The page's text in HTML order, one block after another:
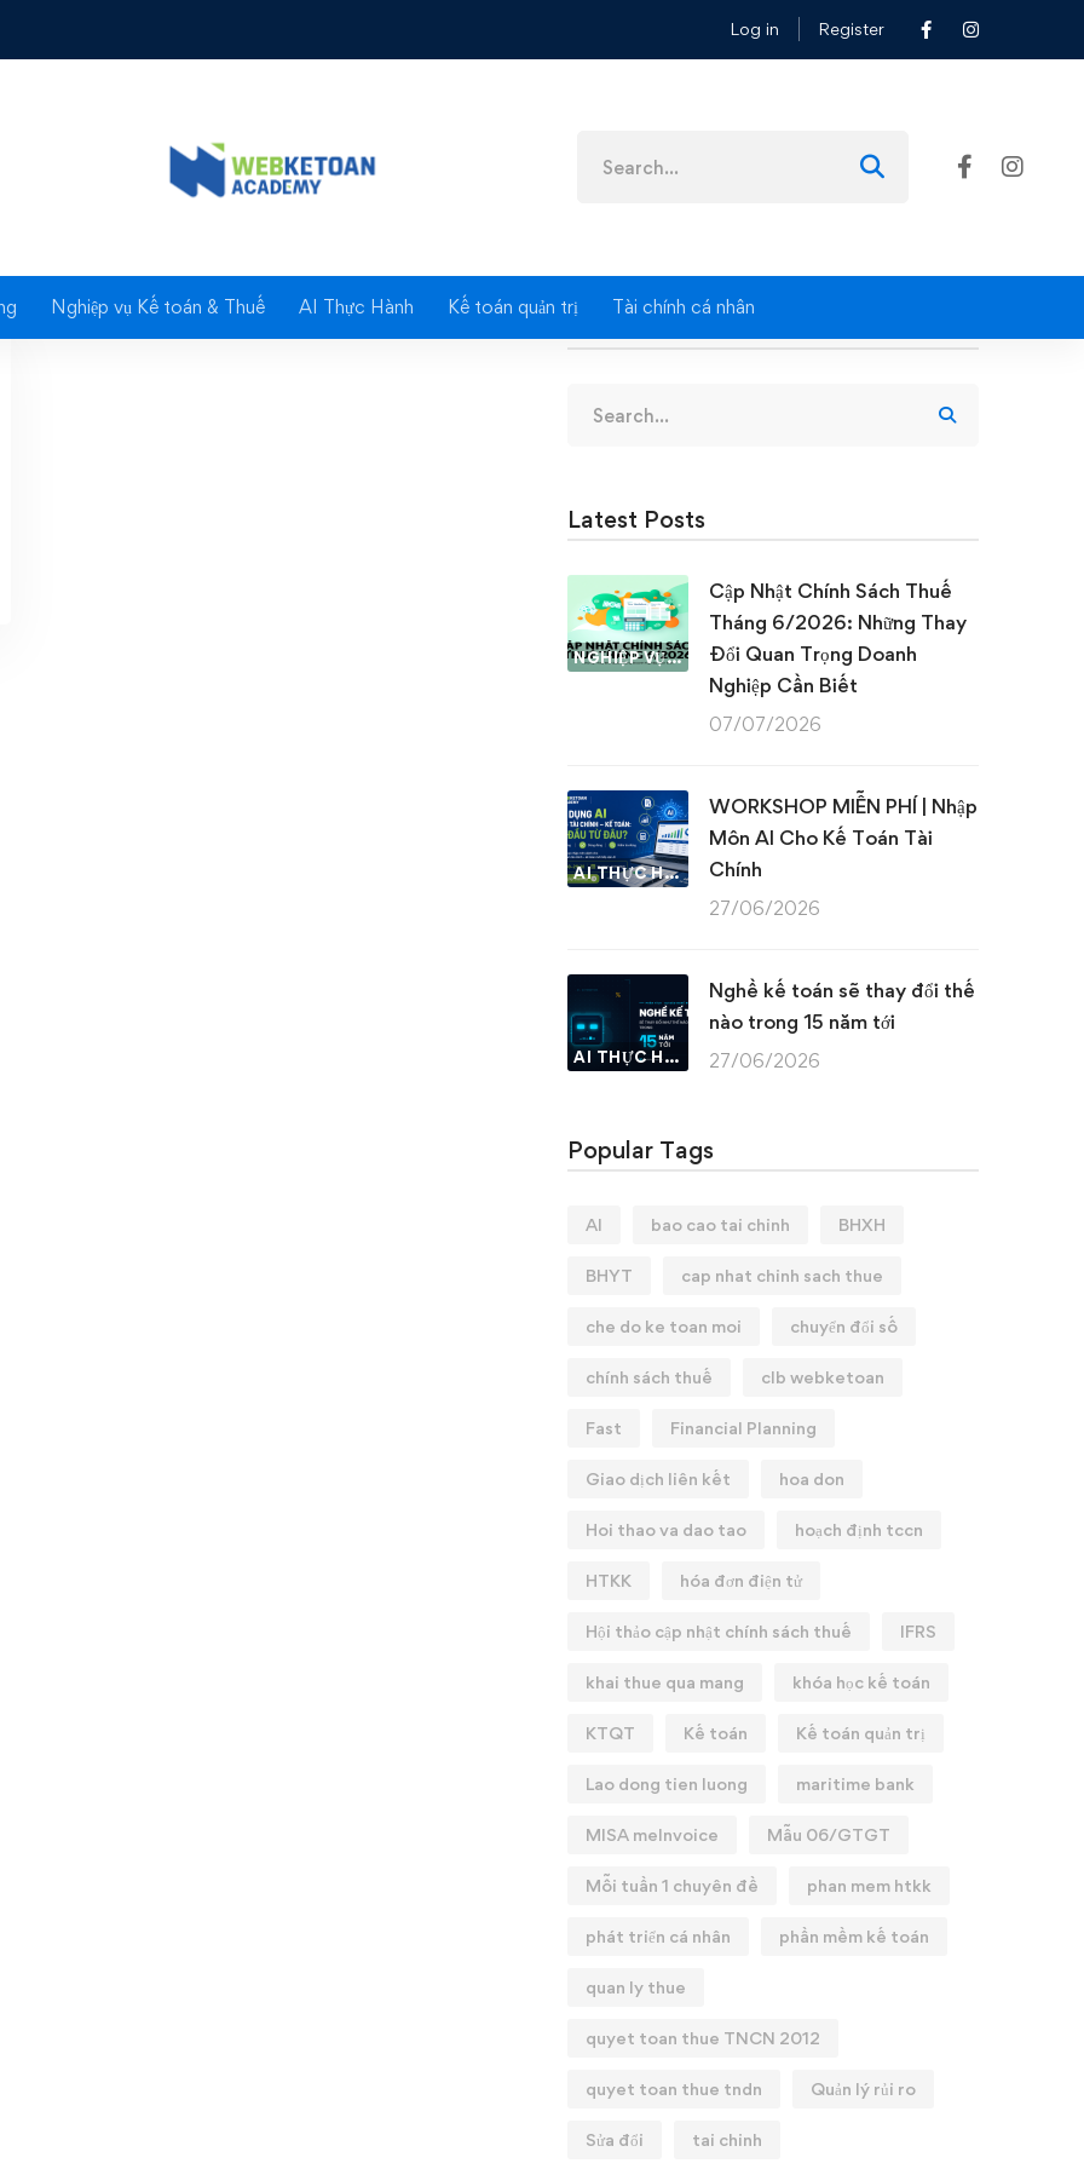
Log in Register
for:
Nghiệp vụ Kế toán & Thuế AI Thực Hành Kế toán quản trị Tài chính cá nhân
for:
Latest Posts
NGHIỆP VỤ KẾ TOÁN & THUẾ
Cập Nhật Chính Sách Thuế
Tháng 6/2026: Những Thay
Đổi Quan Trọng Doanh
Nghiệp Cần Biết
07/07/2026
AI THỰC HÀNH
WORKSHOP MIỄN PHÍ | Nhập
Môn AI Cho Kế Toán Tài
Chính
27/06/2026
AI THỰC HÀNH
Nghề kế toán sẽ thay đổi thế
nào trong 15 năm tới
27/06/2026
Popular Tags
AI bao cao tai chinh BHXH
BHYT cap nhat chinh sach thue
che do ke toan moi chuyển đổi số
chính sách thuế clb webketoan
Fast Financial Planning
Giao dịch liên kết hoa don
Hoi thao va dao tao hoạch định tccn
HTKK hóa đơn điện tử
Hội thảo cập nhật chính sách thuế IFRS
khai thue qua mang khóa học kế toán
KTQT Kế toán Kế toán quản trị
Lao dong tien luong maritime bank
MISA meInvoice Mẫu 06/GTGT
Mỗi tuần 1 chuyên đề phan mem htkk
phát triển cá nhân phần mềm kế toán
quan ly thue
quyet toan thue TNCN 2012
quyet toan thue tndn Quản lý rủi ro
Sửa đổi tai chinh